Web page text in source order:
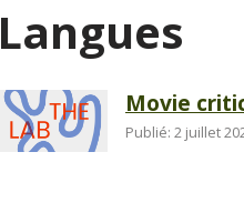
Langues
Movie
Publié: 2 juillet